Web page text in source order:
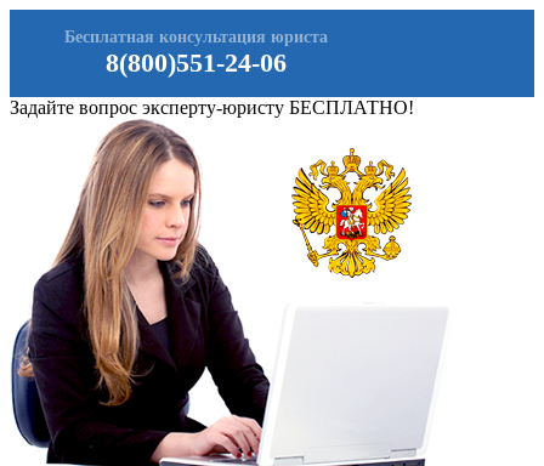
8(800)551-24-06
Бесплатная консультация юриста
Задайте вопрос эксперту-юристу БЕСПЛАТНО!